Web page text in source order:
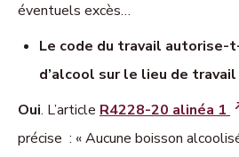
éventuels excès…
Le code du travail autorise-
d’alcool sur le lieu de travail
Oui. L’article R4228-20 alinéa 1
précise : « Aucune boisson